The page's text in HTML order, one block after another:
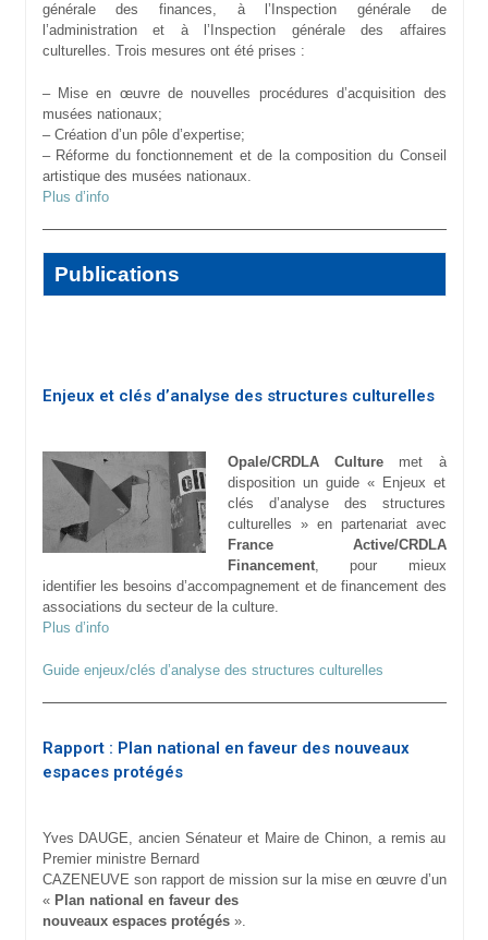
générale des finances, à l’Inspection générale de
l’administration et à l’Inspection générale des affaires
culturelles. Trois mesures ont été prises :
– Mise en œuvre de nouvelles procédures d’acquisition des
musées nationaux;
– Création d’un pôle d’expertise;
– Réforme du fonctionnement et de la composition du Conseil
artistique des musées nationaux.
Plus d’info
Publications
Enjeux et clés d’analyse des structures culturelles
Opale/CRDLA Culturemet à
disposition un guide « Enjeux et
clés d’analyse des structures
culturelles » en partenariat avec
France Active/CRDLA
Financement, pour mieux
identifier les besoins d’accompagnement et de financement des
associations du secteur de la culture.
Plus d’info
Guide enjeux/clés d’analyse des structures culturelles
Rapport : Plan national en faveur des nouveaux
espaces protégés
Yves DAUGE, ancien Sénateur et Maire de Chinon, a remis au
Premier ministre Bernard
CAZENEUVE son rapport de mission sur la mise en œuvre d’un
« Plan national en faveur des
nouveaux espaces protégés».